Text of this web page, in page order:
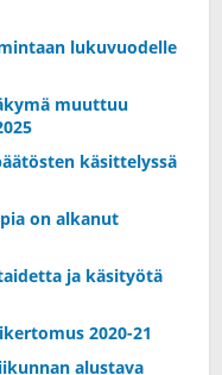
lukuvuodelle
muuttuu
käsittelyssä
on alkanut
ja käsityötä
2020-21
alustava